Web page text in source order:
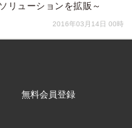
リューションを拡販～
2016年03月14日 00時
無料会員登録